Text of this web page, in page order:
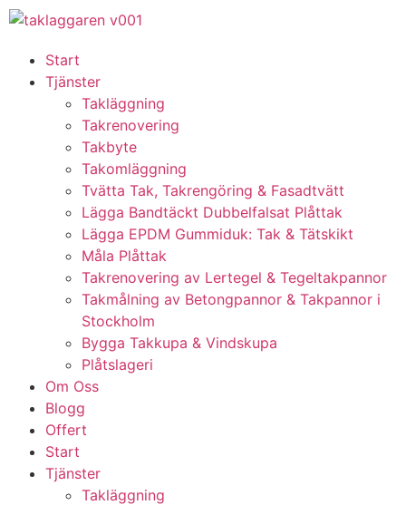
Start
Tjänster
Takläggning
Takrenovering
Takbyte
Takomläggning
Tvätta Tak, Takrengöring & Fasadtvätt
Lägga Bandtäckt Dubbelfalsat Plåttak
Lägga EPDM Gummiduk: Tak & Tätskikt
Måla Plåttak
Takrenovering av Lertegel & Tegeltakpannor
Takmålning av Betongpannor & Takpannor i
Stockholm
Bygga Takkupa & Vindskupa
Plåtslageri
Om Oss
Blogg
Offert
Start
Tjänster
Takläggning